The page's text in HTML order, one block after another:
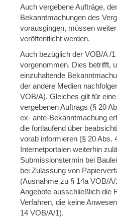
Auch vergebene Aufträge,
Bekanntmachungen des
vorausgingen, müssen
veröffentlicht werden.
Auch bezüglich der VOB/A /
vorgenommen. Dies betrifft,
einzuhaltende
der andere Medien
VOB/A). Gleiches gilt für
vergebenen Auftrags (§ 20
ex- ante-Bekanntmachung
die fortlaufend über
vorab informieren (§ 20 Abs.
Internetportalen weiterhin
Submissionstermin bei
bei Zulassung von
(Ausnahme zu § 14a VOB/
Angebote ausschließlich die
Verfahren, die keine
14 VOB/A/1).